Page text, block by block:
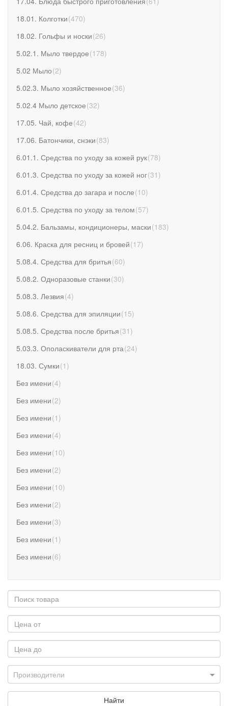
18.01. Колготки(470)
18.02. Гольфы и носки(26)
5.02.1. Мыло твердое(178)
5.02 Мыло(2)
5.02.3. Мыло хозяйственное(36)
5.02.4 Мыло детское(32)
17.05. Чай, кофе(42)
17.06. Батончики, снэки(83)
6.01.1. Средства по уходу за кожей рук(78)
6.01.3. Средства по уходу за кожей ног(31 )
6.01.4. Средства до загара и после(10)
6.01.5. Средства по уходу за телом(57)
5.04.2. Бальзамы, кондиционеры, маски(183)
6.06. Краска для ресниц и бровей(17)
5.08.4. Средства для бритья(60)
5.08.2. Одноразовые станки(30)
5.08.3. Лезвия(4)
5.08.6. Средства для эпиляции(15)
5.08.5. Средства после бритья(31 )
5.03.3. Ополаскиватели для рта(24)
18.03. Сумки(1 )
Без имени(4)
Без имени(2)
Без имени(1 )
Без имени(4)
Без имени(10)
Без имени(2)
Без имени(10)
Без имени(2)
Без имени(3)
Без имени(1 )
Без имени(6)
Производители
Найти